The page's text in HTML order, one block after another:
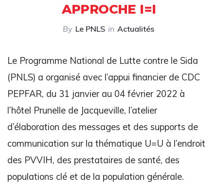
APPROCHE I=I
By Le PNLS in Actualités
Le Programme National de Lutte contre le Sida
(PNLS) a organisé avec l’appui financier de CDC
PEPFAR, du 31 janvier au 04 février 2022 à
l’hôtel Prunelle de Jacqueville, l’atelier
d’élaboration des messages et des supports de
communication sur la thématique U=U à l’endroit
des PVVIH, des prestataires de santé, des
populations clé et de la population générale.